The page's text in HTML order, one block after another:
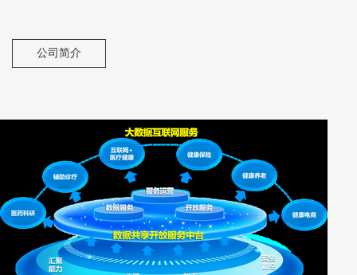
公司简介